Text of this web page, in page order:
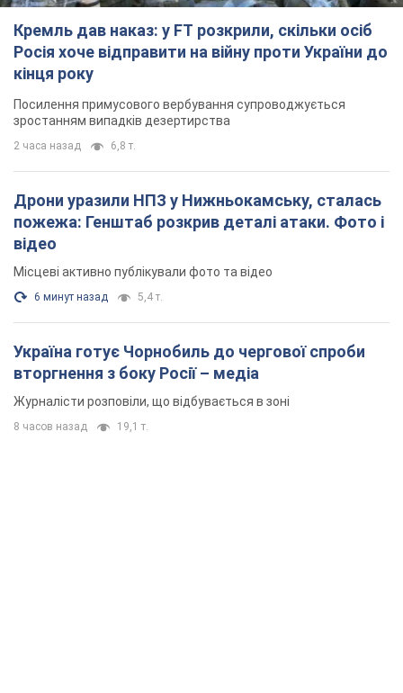
Кремль дав наказ: у FT розкрили, скільки осіб
Росія хоче відправити на війну проти України до
кінця року
Посилення примусового вербування супроводжується
зростанням випадків дезертирства
2 часа назад 6,8 т.
Дрони уразили НПЗ у Нижньокамську, сталась
пожежа: Генштаб розкрив деталі атаки. Фото і
відео
Місцеві активно публікували фото та відео
6 минут назад 5,4 т.
Україна готує Чорнобиль до чергової спроби
вторгнення з боку Росії – медіа
Журналісти розповіли, що відбувається в зоні
8 часов назад 19,1 т.